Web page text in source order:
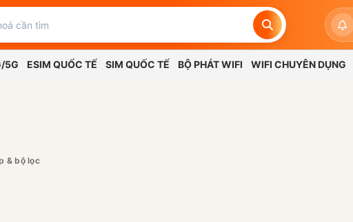
5G ESIM QUỐC TẾ SIM QUỐC TẾ BỘ PHÁT WIFI WIFI CHUYÊN DỤNG
& bộ lọc